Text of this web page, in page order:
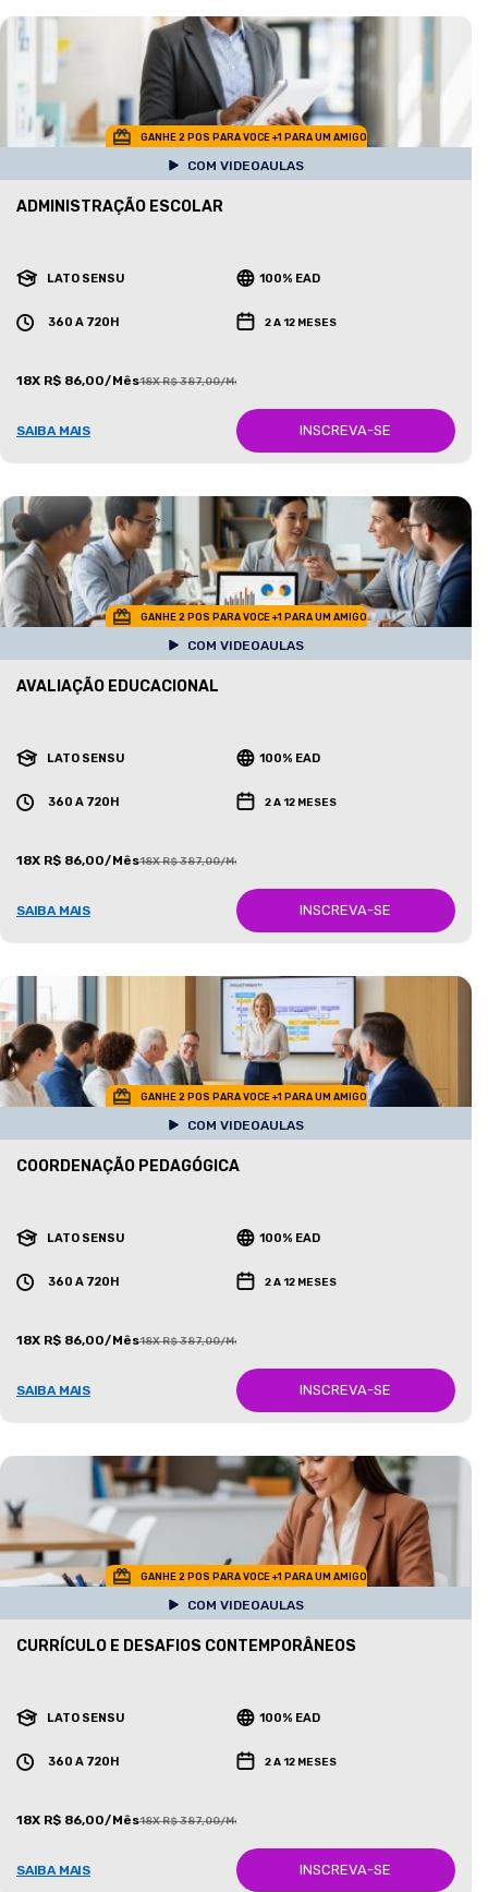
GANHE 2 POS PARA VOCE +1 PARA UM AMIGO
COM VIDEOAULAS
ADMINISTRAÇÃO ESCOLAR
LATO SENSU 100% EAD
360 A 720H 2 A 12 MESES
18X R$ 86,00/Mês18X R$ 387,00/Mês
SAIBA MAIS INSCREVA-SE
GANHE 2 POS PARA VOCE +1 PARA UM AMIGO
COM VIDEOAULAS
AVALIAÇÃO EDUCACIONAL
LATO SENSU 100% EAD
360 A 720H 2 A 12 MESES
18X R$ 86,00/Mês18X R$ 387,00/Mês
SAIBA MAIS INSCREVA-SE
GANHE 2 POS PARA VOCE +1 PARA UM AMIGO
COM VIDEOAULAS
COORDENAÇÃO PEDAGÓGICA
LATO SENSU 100% EAD
360 A 720H 2 A 12 MESES
18X R$ 86,00/Mês18X R$ 387,00/Mês
SAIBA MAIS INSCREVA-SE
GANHE 2 POS PARA VOCE +1 PARA UM AMIGO
COM VIDEOAULAS
CURRÍCULO E DESAFIOS CONTEMPORÂNEOS
LATO SENSU 100% EAD
360 A 720H 2 A 12 MESES
18X R$ 86,00/Mês18X R$ 387,00/Mês
SAIBA MAIS INSCREVA-SE